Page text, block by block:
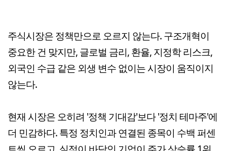
주식시장은 정책만으로 오르지 않는다. 구조개혁이
중요한 건 맞지만, 글로벌 금리, 환율, 지정학 리스크,
외국인 수급 같은 외생 변수 없이는 시장이 움직이지
않는다.
현재 시장은 오히려 '정책 기대감'보다 '정치 테마주'에
더 민감하다. 특정 정치인과 연결된 종목이 수백 퍼센